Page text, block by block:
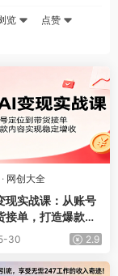
览
点赞
· 网创大全
现实战课：从账号
接单，打造爆款内
收
30 2.9